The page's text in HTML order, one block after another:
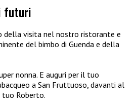
futuri
della visita nel nostro ristorante e
del bimbo di Guenda e della
nonna. E auguri per il tuo
a San Fruttuoso, davanti al
tuo Roberto.